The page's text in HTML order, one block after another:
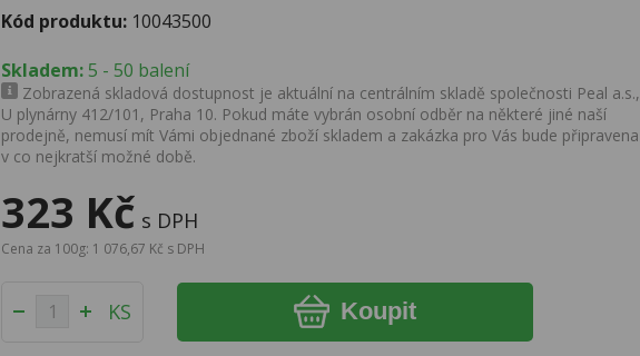
Kód produktu: 10043500
Skladem:5 - 50 balení
Zobrazená skladová dostupnost je aktuální na centrálním skladě společnosti Peal a.s.,
U plynárny 412/101, Praha 10. Pokud máte vybrán osobní odběr na některé jiné naší
prodejně, nemusí mít Vámi objednané zboží skladem a zakázka pro Vás bude připravena
v co nejkratší možné době.
323 Kč s DPH
Cena za 100g: 1 076,67 Kč s DPH
KS Koupit